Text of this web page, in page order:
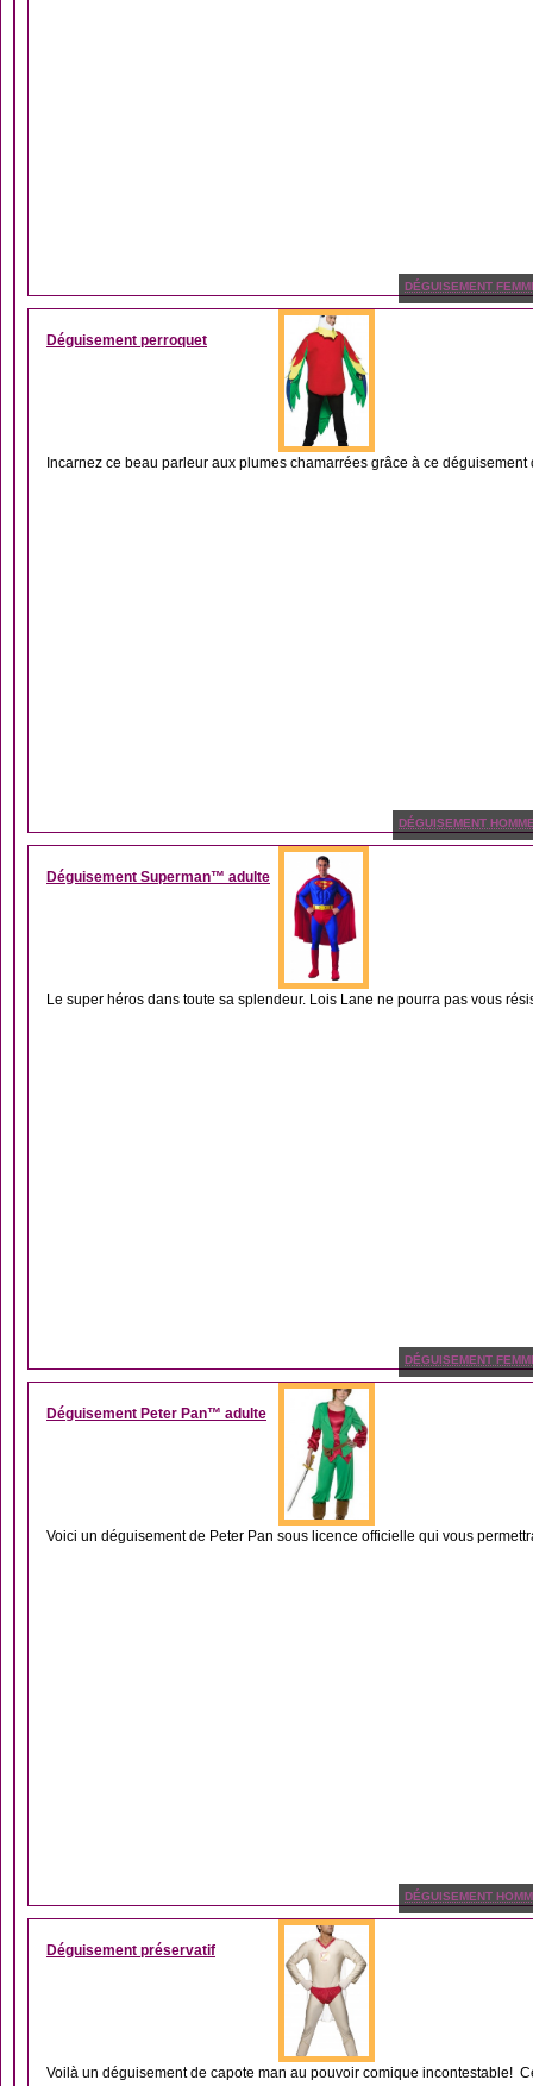
DÉGUISEMENT
Déguisement perroquet
Incarnez ce beau parleur aux plumes chamarrées grâce à ce
DÉGUISEMENT
Déguisement Superman™ adulte
Le super héros dans toute sa splendeur. Lois Lane ne pourra pas vous
DÉGUISEMENT
Déguisement Peter Pan™ adulte
Voici un déguisement de Peter Pan sous licence officielle qui vous
DÉGUISEMENT
Déguisement préservatif
Voilà un déguisement de capote man au pouvoir comique incontestable!